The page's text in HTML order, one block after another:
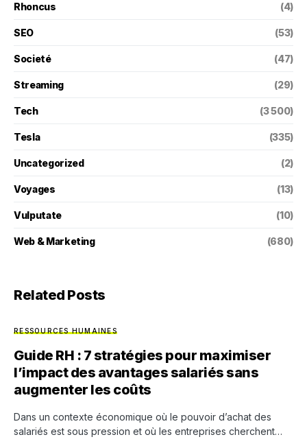
Rhoncus (4)
SEO (53)
Societé (47)
Streaming (29)
Tech (3 500)
Tesla (335)
Uncategorized (2)
Voyages (13)
Vulputate (10)
Web & Marketing (680)
Related Posts
RESSOURCES HUMAINES
Guide RH : 7 stratégies pour maximiser
l’impact des avantages salariés sans
augmenter les coûts
Dans un contexte économique où le pouvoir d’achat des
salariés est sous pression et où les entreprises cherchent…